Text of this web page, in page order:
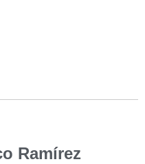
Ramírez